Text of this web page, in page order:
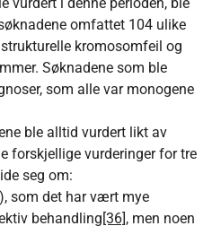
omfattet 104 ulike
kromosomfeil og
Søknadene som ble
som alle var monogene
ble alltid vurdert likt av
forskjellige vurderinger for tre
seg om:
som det har vært mye
behandling[36], men noen